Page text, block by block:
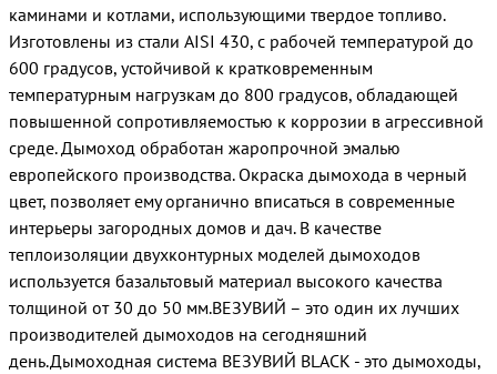
каминами и котлами, использующими твердое топливо.
Изготовлены из стали AISI 430, с рабочей температурой до
600 градусов, устойчивой к кратковременным
температурным нагрузкам до 800 градусов, обладающей
повышенной сопротивляемостью к коррозии в агрессивной
среде. Дымоход обработан жаропрочной эмалью
европейского производства. Окраска дымохода в черный
цвет, позволяет ему органично вписаться в современные
интерьеры загородных домов и дач. В качестве
теплоизоляции двухконтурных моделей дымоходов
используется базальтовый материал высокого качества
толщиной от 30 до 50 мм.ВЕЗУВИЙ – это один их лучших
производителей дымоходов на сегодняшний
день.Дымоходная система ВЕЗУВИЙ BLACK - это дымоходы,